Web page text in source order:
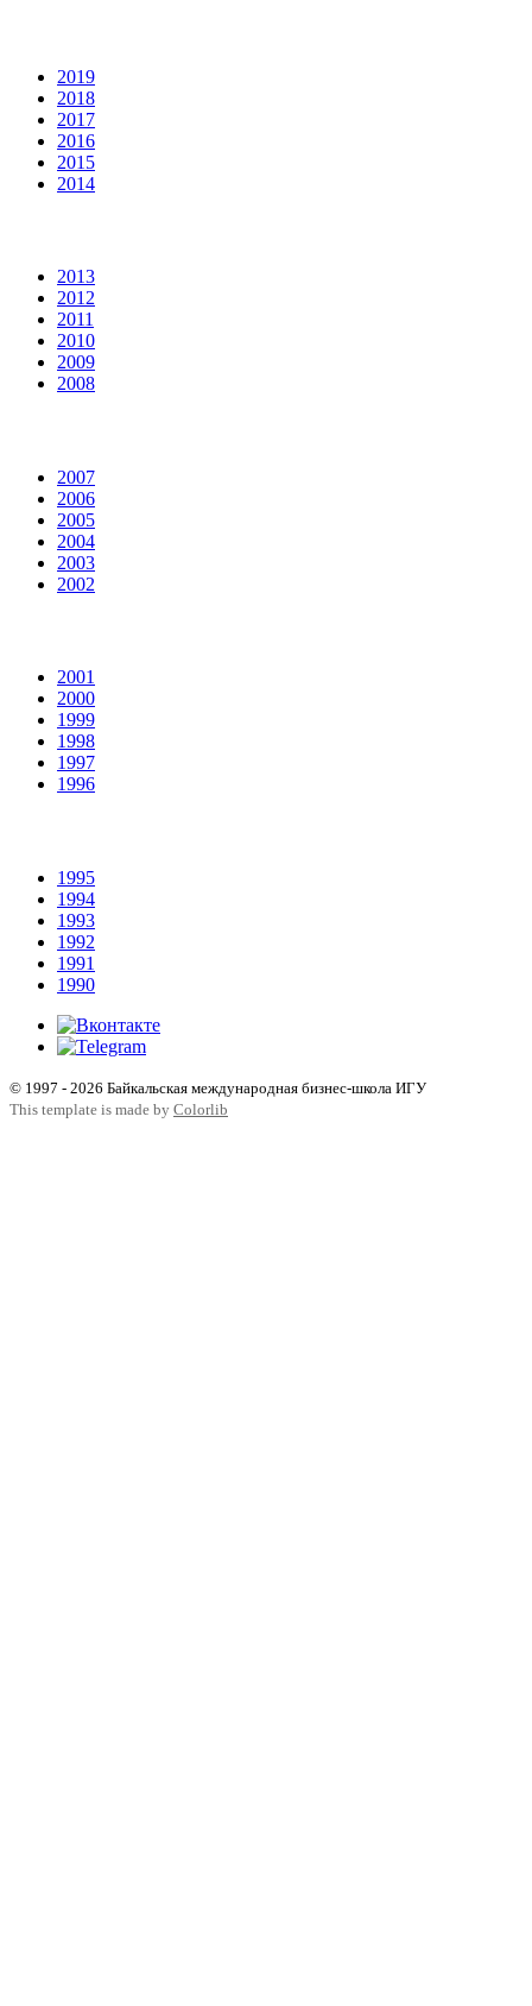
2019
2018
2017
2016
2015
2014
2013
2012
2011
2010
2009
2008
2007
2006
2005
2004
2003
2002
2001
2000
1999
1998
1997
1996
1995
1994
1993
1992
1991
1990
© 1997 - 2026 Байкальская международная бизнес-школа ИГУ
This template is made by Colorlib